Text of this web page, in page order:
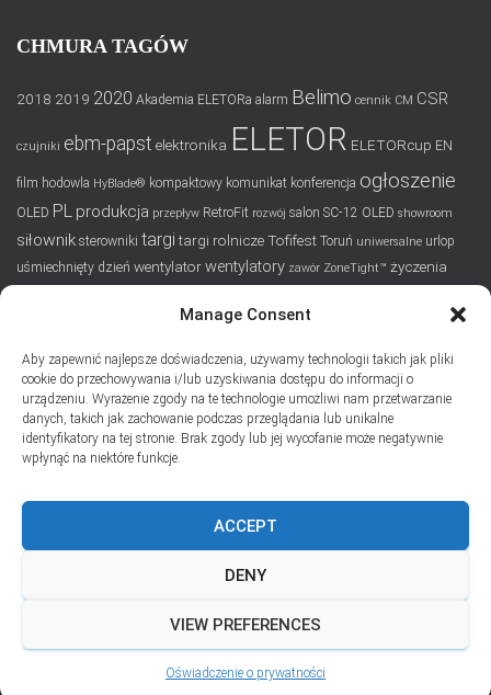
Manage Consent
Aby zapewnić najlepsze doświadczenia, używamy technologii takich jak pliki
cookie do przechowywania i/lub uzyskiwania dostępu do informacji o
urządzeniu. Wyrażenie zgody na te technologie umożliwi nam przetwarzanie
danych, takich jak zachowanie podczas przeglądania lub unikalne
identyfikatory na tej stronie. Brak zgody lub jej wycofanie może negatywnie
wpłynąć na niektóre funkcje.
ACCEPT
DENY
VIEW PREFERENCES
Oświadczenie o prywatności
CHMURA TAGÓW
2018 2019 2020 Akademia ELETORa alarm Belimo cennik CM CSR
czujniki ebm-papst elektronika ELETOR ELETORcup EN
film hodowla HyBlade® kompaktowy komunikat konferencja ogłoszenie
OLED PL produkcja przepływ RetroFit rozwój salon SC-12 OLED showroom
siłownik sterowniki targi targi rolniczeTofifest Toruń uniwersalne urlop
uśmiechnięty dzień wentylatorwentylatory zawór ZoneTight™ życzenia
Dodaj swój adres e-mail, jeśli chciał(a)byś otrzymywać informacje
o nowych wpisach na blogu
Email
Hestia | Stworzone przezThemeIsle
Prywatność i pliki ciasteczka: Ta witryna używa plików ciasteczek.
Kontynuując korzystanie z tej witryny, wyrażasz zgodę na ich używanie.